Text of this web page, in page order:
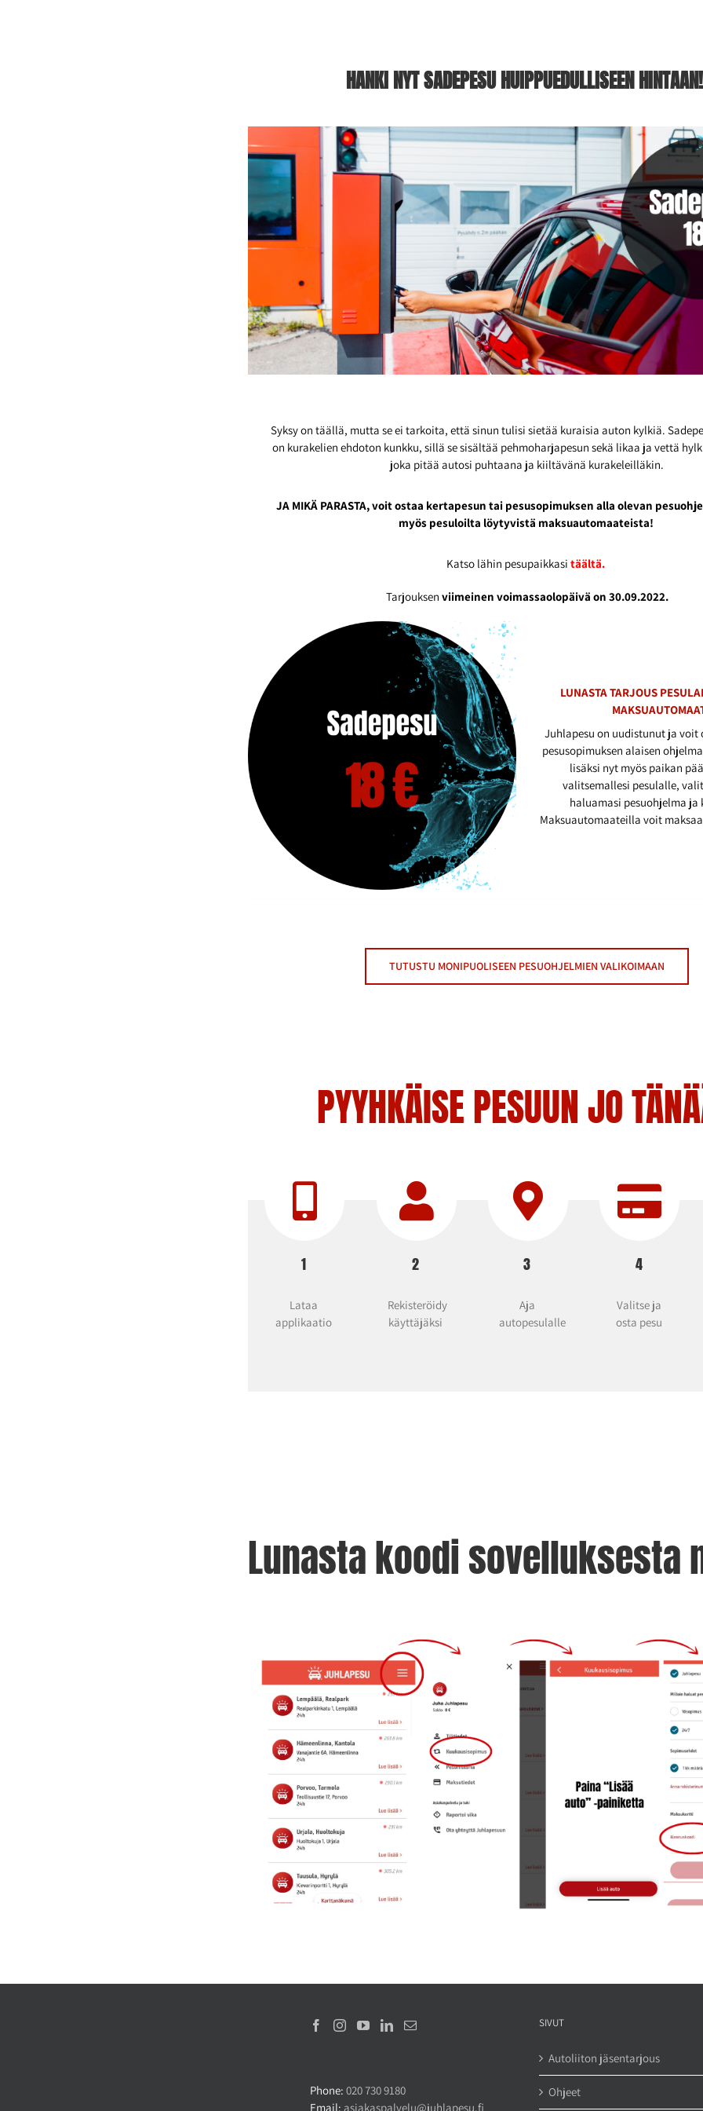
HANKI NYT SADEPESU HUIPPUEDULLISEEN
Syksy on täällä, mutta se ei tarkoita, että sinun tulisi sietää kuraisia auton kylkiä.
on kurakelien ehdoton kunkku, sillä se sisältää pehmoharjapesun sekä likaa ja vettä
joka pitää autosi puhtaana ja kiiltävänä kurakeleilläkin.
JA MIKÄ PARASTA, voit ostaa kertapesun tai pesusopimuksen alla olevan
myös pesuloilta löytyvistä maksuautomaateista!
Katso lähin pesupaikkasi täältä.
Tarjouksen viimeinen voimassaolopäivä on 30.09.2022.
LUNASTA TARJOUS
Juhlapesu on uudistunut ja voit
pesusopimuksen alaisen
lisäksi nyt myös paikan
valitsemallesi pesulalle,
haluamasi pesuohjelma ja
Maksuautomaateilla voit
TUTUSTU MONIPUOLISEEN PESUOHJELMIEN VALIKOIMAAN
PYYHKÄISE PESUUN JO
1
Lataa
applikaatio
2
Rekisteröidy
käyttäjäksi
3
Aja
autopesulalle
4
Valitse ja
osta pesu
Lunasta koodi sovelluksesta
Phone: 020 730 9180
Email: asiakaspalvelu@juhlapesu.fi
SIVUT
Autoliiton jäsentarjous
Ohjeet